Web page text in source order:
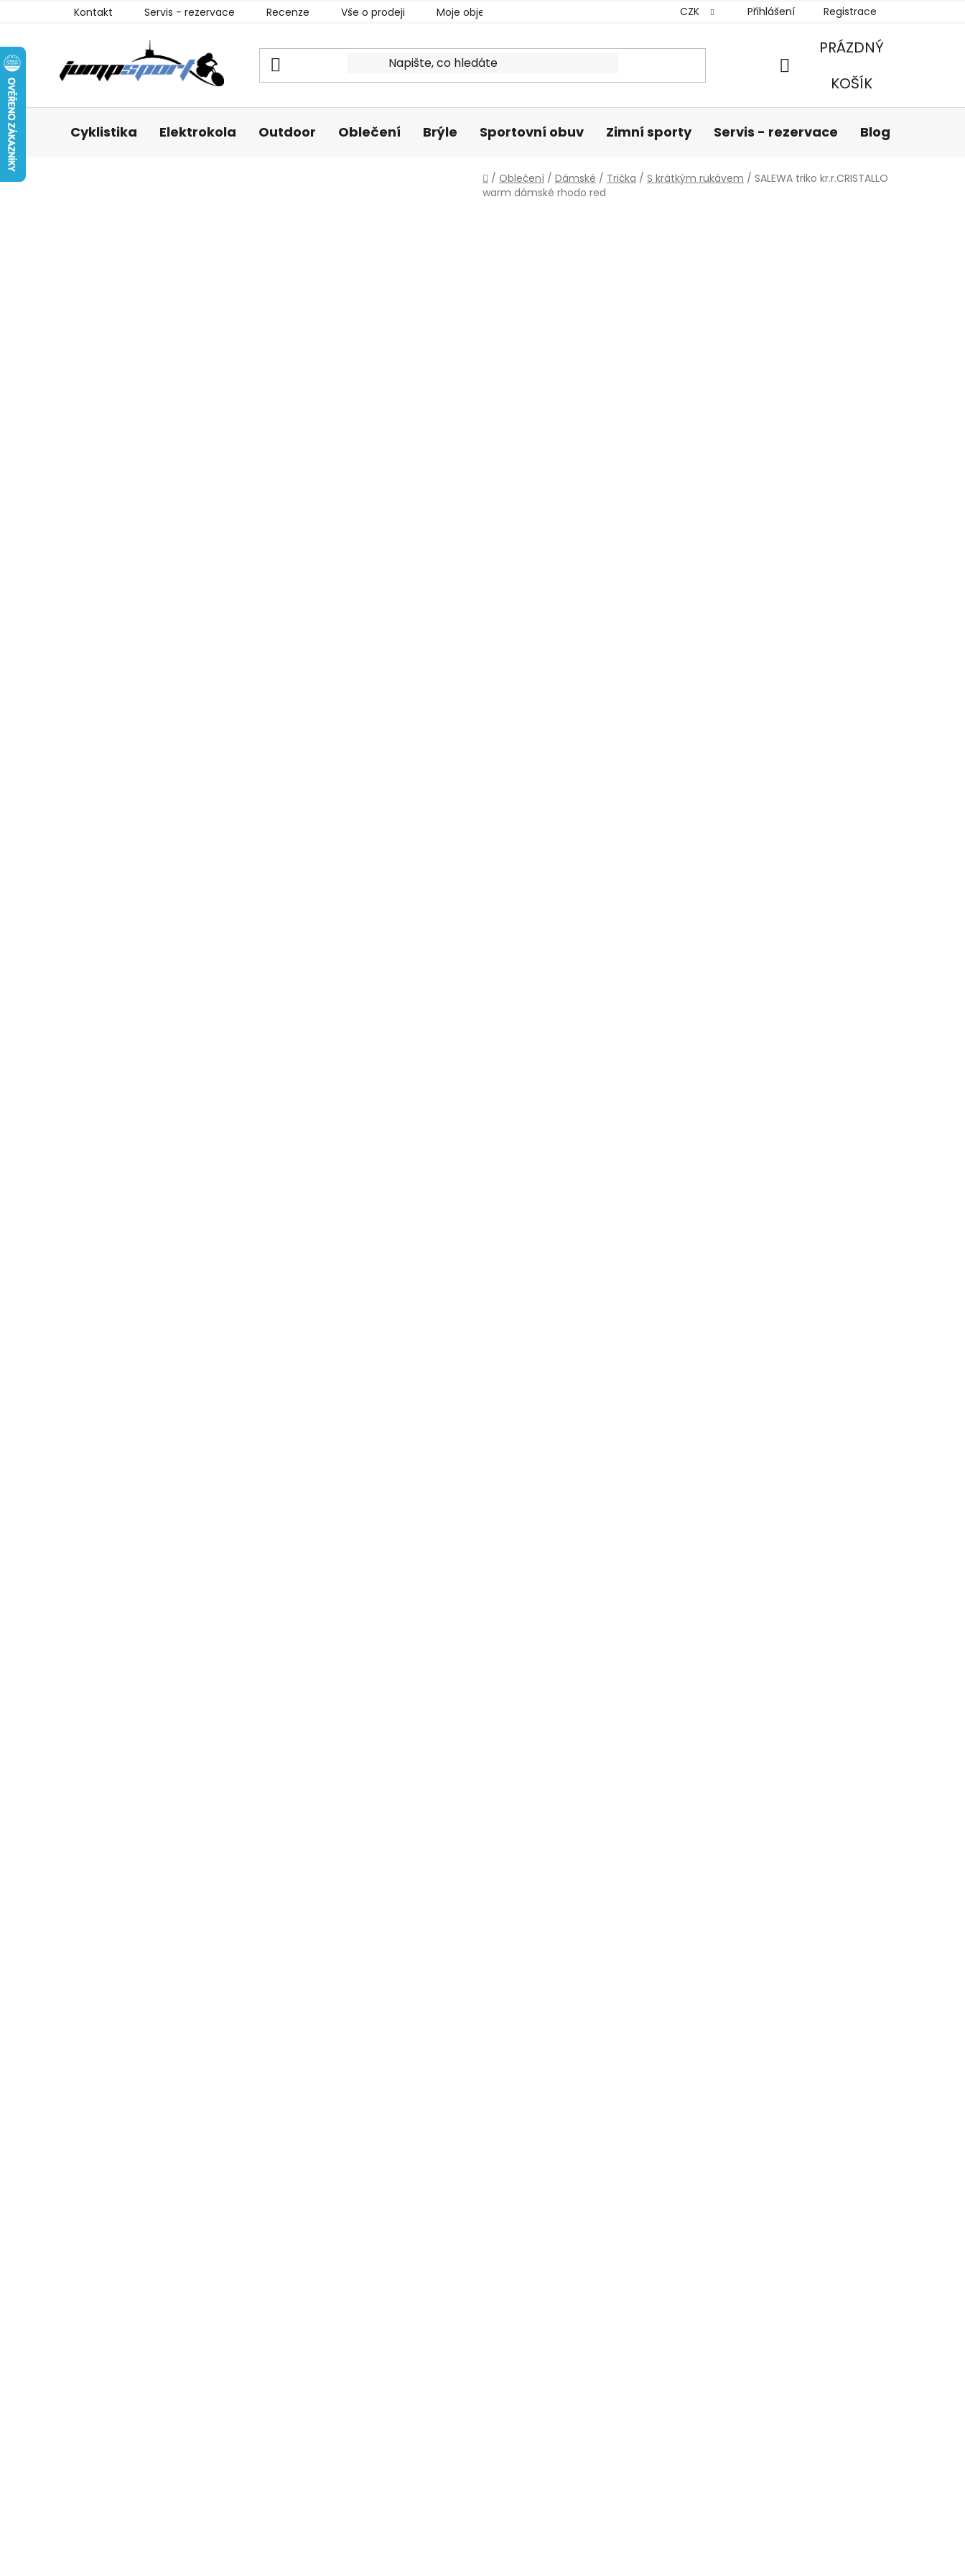
Kontakt Servis - rezervace Recenze Vše o prodeji Moje objednávka CZK Přihlášení Registrace
NÁKUPNÍ
PRÁZDNÝ
KOŠÍK
Cyklistika Elektrokola Outdoor Oblečení Brýle Sportovní obuv Zimní sporty Servis - rezervace Blog
Domů
/ Oblečení / Dámské / Trička / S krátkým rukávem / SALEWA triko kr.r.CRISTALLO
warm dámské rhodo red